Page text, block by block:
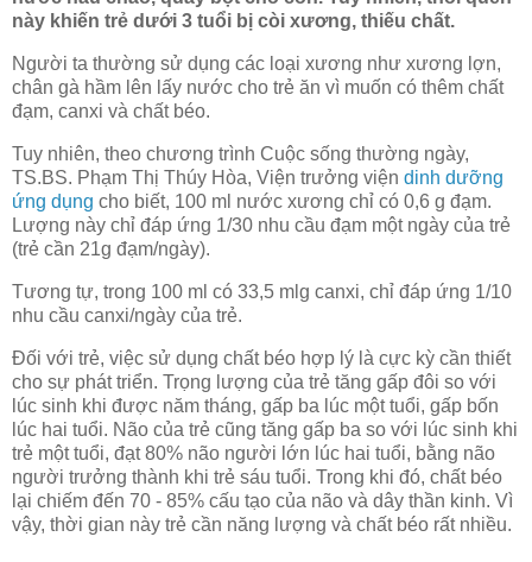
này khiến trẻ dưới 3 tuổi bị còi xương, thiếu chất.
Người ta thường sử dụng các loại xương như xương lợn,
chân gà hầm lên lấy nước cho trẻ ăn vì muốn có thêm chất
đạm, canxi và chất béo.
Tuy nhiên, theo chương trình Cuộc sống thường ngày,
TS.BS. Phạm Thị Thúy Hòa, Viện trưởng viện dinh dưỡng
ứng dụng cho biết, 100 ml nước xương chỉ có 0,6 g đạm.
Lượng này chỉ đáp ứng 1/30 nhu cầu đạm một ngày của trẻ
(trẻ cần 21g đạm/ngày).
Tương tự, trong 100 ml có 33,5 mlg canxi, chỉ đáp ứng 1/10
nhu cầu canxi/ngày của trẻ.
Đối với trẻ, việc sử dụng chất béo hợp lý là cực kỳ cần thiết
cho sự phát triển. Trọng lượng của trẻ tăng gấp đôi so với
lúc sinh khi được năm tháng, gấp ba lúc một tuổi, gấp bốn
lúc hai tuổi. Não của trẻ cũng tăng gấp ba so với lúc sinh khi
trẻ một tuổi, đạt 80% não người lớn lúc hai tuổi, bằng não
người trưởng thành khi trẻ sáu tuổi. Trong khi đó, chất béo
lại chiếm đến 70 - 85% cấu tạo của não và dây thần kinh. Vì
vậy, thời gian này trẻ cần năng lượng và chất béo rất nhiều.